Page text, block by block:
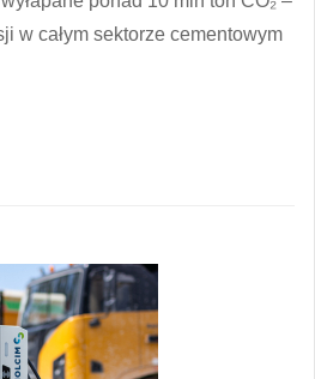
w całym sektorze cementowym